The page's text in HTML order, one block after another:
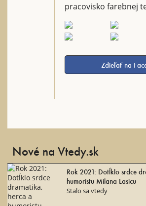
pracovisko farebnej
Zdieľať na
Nové na Vtedy.sk
Rok 2021: Dotĺklo srdce
humoristu Milana Lasicu
Stalo sa vtedy